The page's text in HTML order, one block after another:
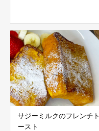
サジーミルクのフレンチト
ースト